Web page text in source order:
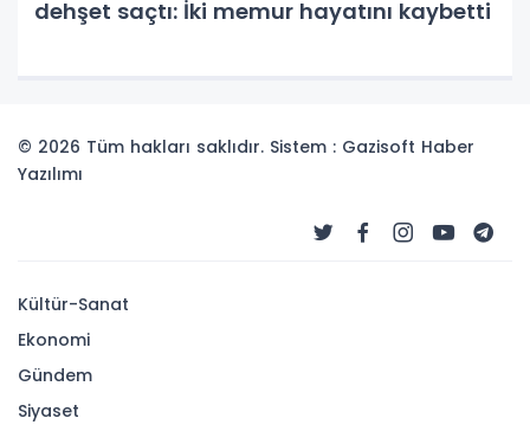
dehşet saçtı: İki memur hayatını kaybetti
© 2026 Tüm hakları saklıdır. Sistem : Gazisoft Haber
Yazılımı
Kültür-Sanat
Ekonomi
Gündem
Siyaset